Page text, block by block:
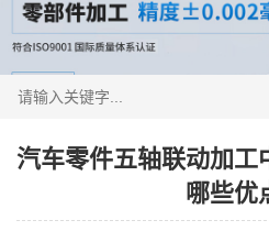
汽车零件五轴联动加
哪些优